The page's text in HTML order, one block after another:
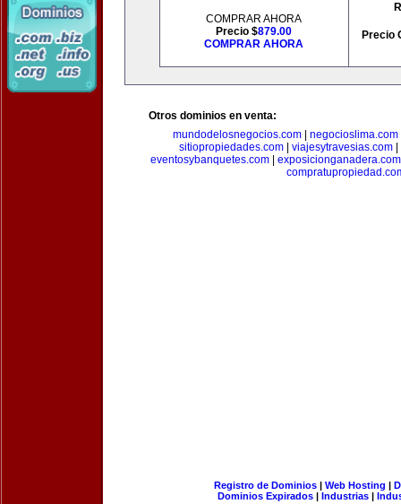
COMPRAR AHORA
Precio $879.00
COMPRAR AHORA
Precio
Otros dominios en venta:
mundodelosnegocios.com| negocioslima.com
sitiopropiedades.com| viajesytravesias.com|
eventosybanquetes.com| exposicionganadera.com
Registro de Dominios| Web Hosting |
Dominios Expirados | Industrias |